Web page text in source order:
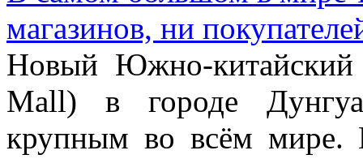
магазинов, ни
Новый Южно-
Mall) в городе
крупным во всём мире.